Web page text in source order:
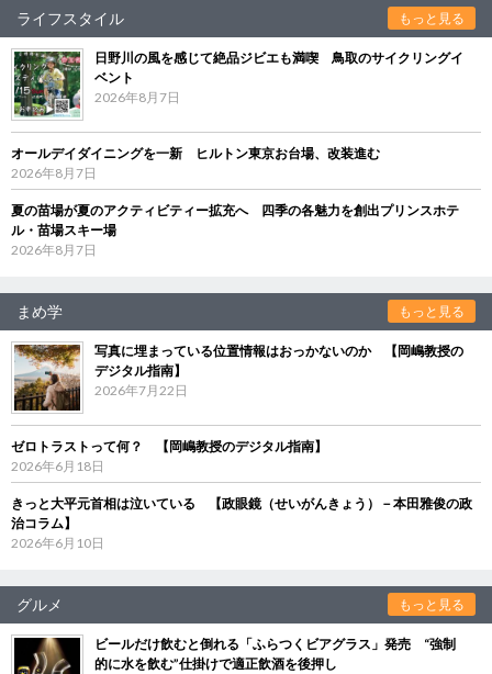
ライフスタイル もっと見る
日野川の風を感じて絶品ジビエも満喫 鳥取のサイクリングイ
ベント
2026年8月7日
オールデイダイニングを一新 ヒルトン東京お台場、改装進む
2026年8月7日
夏の苗場が夏のアクティビティー拡充へ 四季の各魅力を創出プリンスホテ
ル・苗場スキー場
2026年8月7日
まめ学 もっと見る
写真に埋まっている位置情報はおっかないのか 【岡嶋教授の
デジタル指南】
2026年7月22日
ゼロトラストって何？ 【岡嶋教授のデジタル指南】
2026年6月18日
きっと大平元首相は泣いている 【政眼鏡（せいがんきょう）－本田雅俊の政
治コラム】
2026年6月10日
グルメ もっと見る
ビールだけ飲むと倒れる「ふらつくビアグラス」発売 “強制
的に水を飲む”仕掛けで適正飲酒を後押し